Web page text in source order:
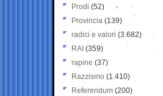
Prodi (52)
Provincia (139)
radici e valori (3.682)
RAI (359)
rapine (37)
Razzismo (1.410)
Referendum (200)